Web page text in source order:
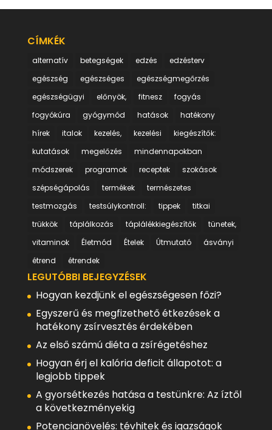
CÍMKÉK
alternatív betegségek edzés
edzésterv
egészség
egészséges
egészségmegőrzés
egészségügyi
előnyök, fitnesz
fogyás
fogyókúra
gyógymód hatások
hatékony
hírek
italok kezelés, kezelési
kiegészítők:
kutatások
megelőzés
mindennapokban
módszerek
programok receptek
szokások
szépségápolás
termékek
természetes
testmozgás
testsúlykontroll: tippek
titkai
trükkök
táplálkozás táplálékkiegészítők
tünetek,
vitaminok
Életmód Ételek Útmutató
ásványi
étrend
étrendek
LEGUTÓBBI BEJEGYZÉSEK
Hogyan kezdjünk el egészségesen főzi?
Egyszerű és megfizethető étkezések a
hatékony zsírvesztés érdekében
Az első számú diéta a zsírégetéshez
Hogyan érj el kalória deficit állapotot: a
legjobb tippek
A gyorsétkezés hatása a testünkre: Az íztől
a következményekig
Potencianövelés: tévhitek és igazságok